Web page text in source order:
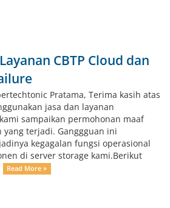
CBTP Cloud dan
Pratama, Terima kasih atas
jasa dan layanan
sampaikan permohonan maaf
yang terjadi. Ganggguan ini
kegagalan fungsi operasional
di server storage kami.Berikut
Read More »